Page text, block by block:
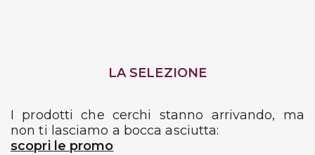
LA SELEZIONE
I prodotti che cerchi stanno arrivando, ma
non ti lasciamo a bocca asciutta:
scopri le promo